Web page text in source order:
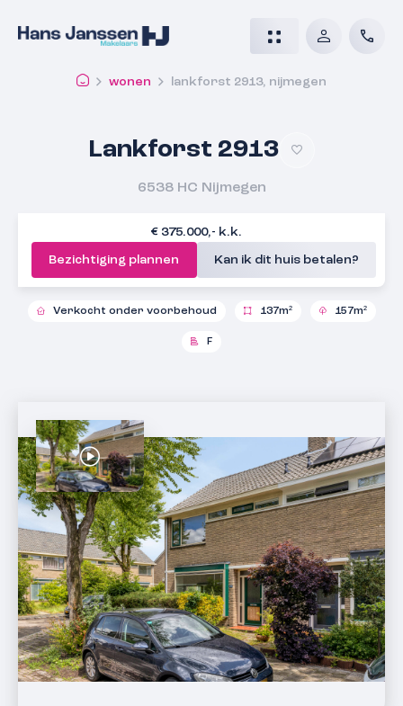
wonen lankforst 2913, nijmegen
Lankforst 2913
6538 HC Nijmegen
€ 375.000,- k.k.
Bezichtiging plannen Kan ik dit huis betalen?
Verkocht onder voorbehoud 137m² 157m²
F